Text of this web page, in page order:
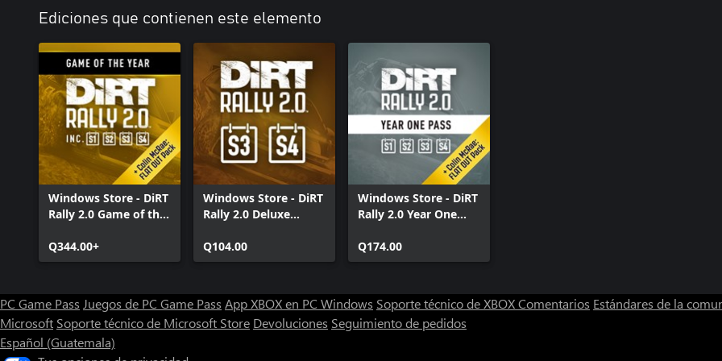
Ediciones que contienen este elemento
Windows Store - DiRT
Rally 2.0 Game of the
Q344.00+
Windows Store - DiRT
Rally 2.0 Deluxe
(Seasons 3 and 4)
Q104.00
Windows Store - DiRT
Rally 2.0 Year One
Q174.00
PC Game Pass Juegos de PC Game Pass App XBOX en PC Windows Soporte técnico de XBOXComentarios Estándares de la
Microsoft Soporte técnico de Microsoft Store Devoluciones Seguimiento de pedidos
Español (Guatemala)